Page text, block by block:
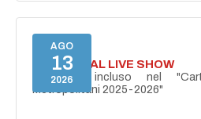
AGO
13
2026
I PERSONAL LIVE SHOW
Progetto incluso nel
Metropolitani 2025-2026"